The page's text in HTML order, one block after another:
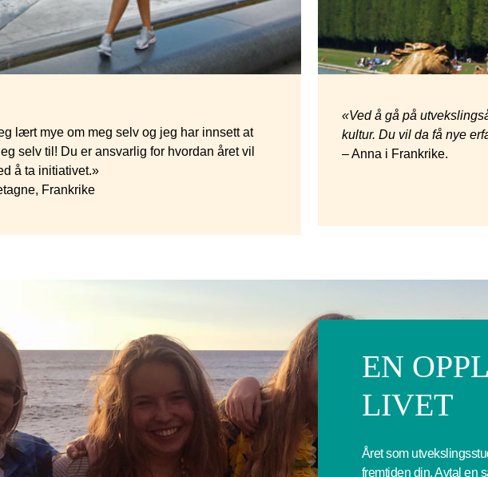
lært mye om meg selv og jeg har innsett at
selv til! Du er ansvarlig for hvordan året vil
å ta initiativet.»
Frankrike
«Ved å gå på
kultur. Du vil da få nye
– Anna i Frankrike.
EN
LIVET
Året som
fremtiden din. Avtal en